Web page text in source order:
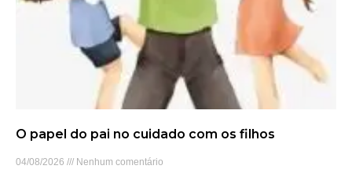
O papel do pai no cuidado com os filhos
04/08/2026 Nenhum comentário